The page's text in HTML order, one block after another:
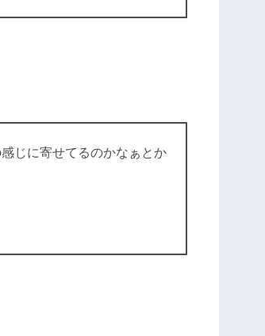
じに寄せてるのかなぁとか